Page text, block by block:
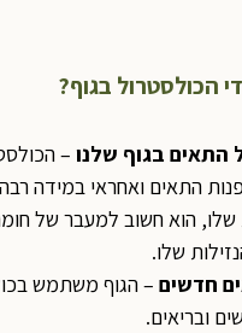
הכולסטרול בגוף?
התאים בגוף שלנו–
התאים ואחראי במידה
שלו, הוא חשוב למעבר של
שלו.
חדשים– הגוף משתמש
ובריאים.